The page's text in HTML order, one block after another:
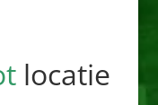
locatie